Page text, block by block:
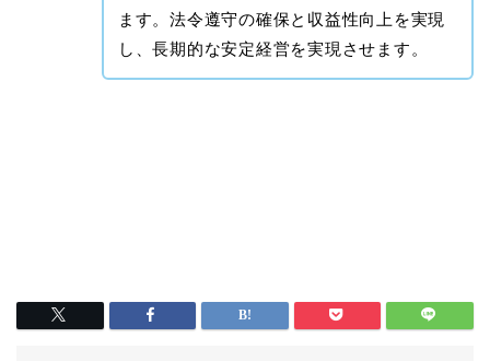
ます。法令遵守の確保と収益性向上を実現
し、長期的な安定経営を実現させます。